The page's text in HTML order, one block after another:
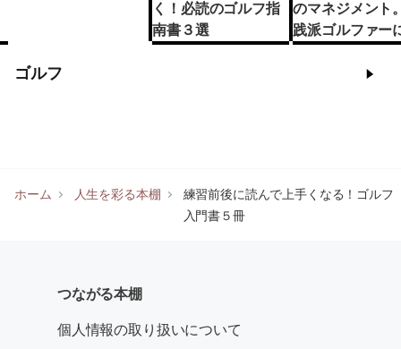
く！必読のゴルフ指
南書３選
のマネジメント
践派ゴルファー
ゴルフ
ホーム 人生を彩る本棚
練習前後に読んで上手くなる！ゴルフ
入門書５冊
つながる本棚
個人情報の取り扱いについて